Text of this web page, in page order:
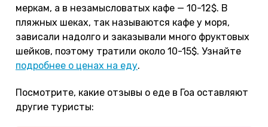
меркам, а в незамысловатых кафе — 10-12$. В
пляжных шеках, так называются кафе у моря,
зависали надолго и заказывали много фруктовых
шейков, поэтому тратили около 10-15$. Узнайте
подробнее о ценах на еду.
Посмотрите, какие отзывы о еде в Гоа оставляют
другие туристы: